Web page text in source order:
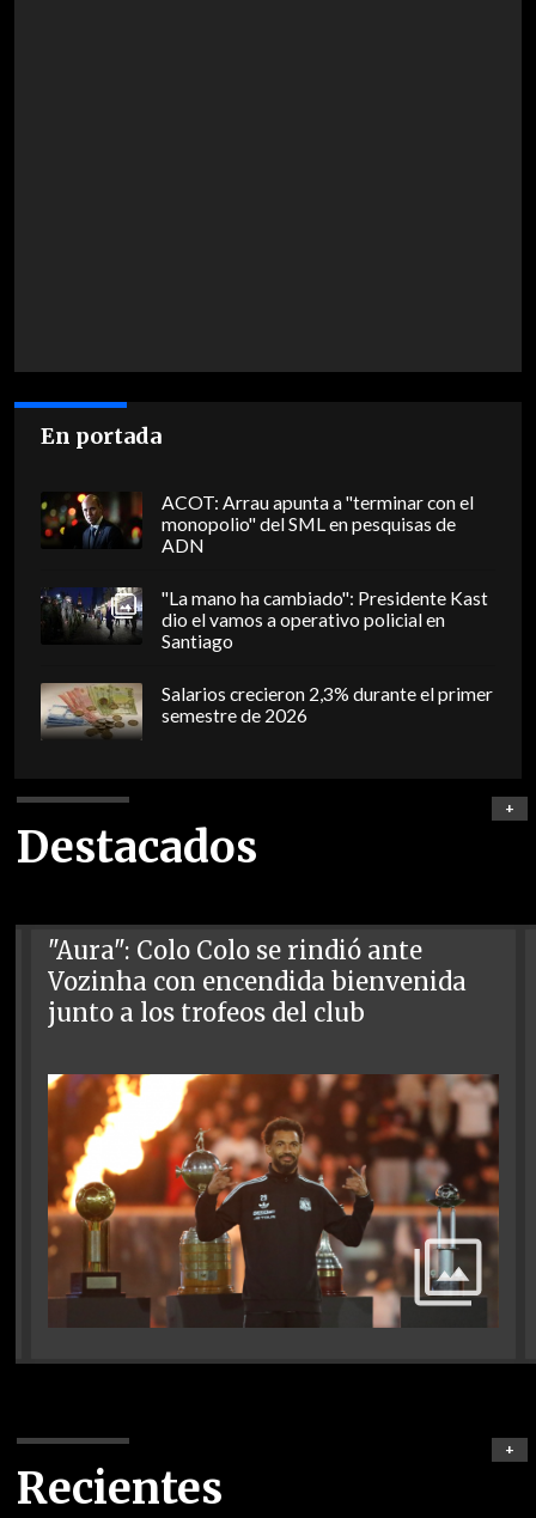
En portada
ACOT: Arrau apunta a "terminar con el
monopolio" del SML en pesquisas de
ADN
"La mano ha cambiado": Presidente Kast
dio el vamos a operativo policial en
Santiago
Salarios crecieron 2,3% durante el primer
semestre de 2026
Destacados
+
"Aura": Colo Colo se rindió ante
Vozinha con encendida bienvenida
junto a los trofeos del club
Recientes
+